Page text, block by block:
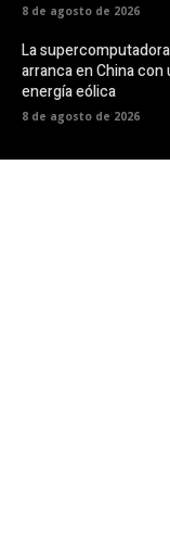
8 de agosto de 2026
La
arranca en China
energía eólica
8 de agosto de 2026